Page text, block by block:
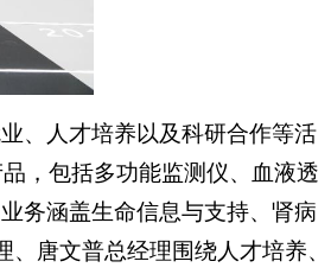
、人才培养以及科研合作等活
，包括多功能监测仪、血液透
务涵盖生命信息与支持、肾病
唐文普总经理围绕人才培养、